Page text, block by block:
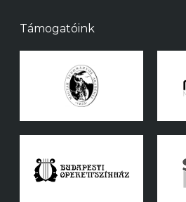
Támogatóink